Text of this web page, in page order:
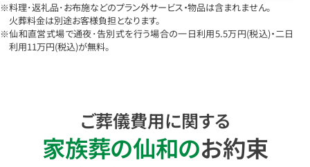
※料理･返礼品･お布施などのプラン外サービス・物品は含まれません。
火葬料金は別途お客様負担となります。
※仙和直営式場で通夜･告別式を行う場合の一日利用5.5万円(税込)・二日
利用11万円(税込)が無料。
ご葬儀費用に関する
家族葬の仙和のお約束